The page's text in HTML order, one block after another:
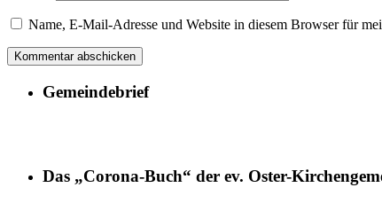
Name, E-Mail-Adresse und Website in diesem Browser für
Gemeindebrief
Das „Corona-Buch“ der ev. Oster-